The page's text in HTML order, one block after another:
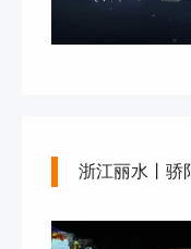
浙江丽水丨骄